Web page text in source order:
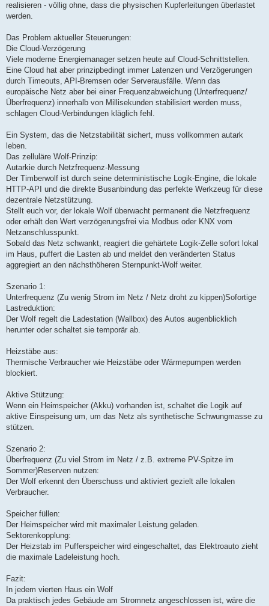
realisieren - völlig ohne, dass die physischen Kupferleitungen überlastet
werden.
Das Problem aktueller Steuerungen:
Die Cloud-Verzögerung
Viele moderne Energiemanager setzen heute auf Cloud-Schnittstellen.
Eine Cloud hat aber prinzipbedingt immer Latenzen und Verzögerungen
durch Timeouts, API-Bremsen oder Serverausfälle. Wenn das
europäische Netz aber bei einer Frequenzabweichung (Unterfrequenz/
Überfrequenz) innerhalb von Millisekunden stabilisiert werden muss,
schlagen Cloud-Verbindungen kläglich fehl.
Ein System, das die Netzstabilität sichert, muss vollkommen autark
leben.
Das zelluläre Wolf-Prinzip:
Autarkie durch Netzfrequenz-Messung
Der Timberwolf ist durch seine deterministische Logik-Engine, die lokale
HTTP-API und die direkte Busanbindung das perfekte Werkzeug für diese
dezentrale Netzstützung.
Stellt euch vor, der lokale Wolf überwacht permanent die Netzfrequenz
oder erhält den Wert verzögerungsfrei via Modbus oder KNX vom
Netzanschlusspunkt.
Sobald das Netz schwankt, reagiert die gehärtete Logik-Zelle sofort lokal
im Haus, puffert die Lasten ab und meldet den veränderten Status
aggregiert an den nächsthöheren Sternpunkt-Wolf weiter.
Szenario 1:
Unterfrequenz (Zu wenig Strom im Netz / Netz droht zu kippen)Sofortige
Lastreduktion:
Der Wolf regelt die Ladestation (Wallbox) des Autos augenblicklich
herunter oder schaltet sie temporär ab.
Heizstäbe aus:
Thermische Verbraucher wie Heizstäbe oder Wärmepumpen werden
blockiert.
Aktive Stützung:
Wenn ein Heimspeicher (Akku) vorhanden ist, schaltet die Logik auf
aktive Einspeisung um, um das Netz als synthetische Schwungmasse zu
stützen.
Szenario 2:
Überfrequenz (Zu viel Strom im Netz / z.B. extreme PV-Spitze im
Sommer)Reserven nutzen:
Der Wolf erkennt den Überschuss und aktiviert gezielt alle lokalen
Verbraucher.
Speicher füllen:
Der Heimspeicher wird mit maximaler Leistung geladen.
Sektorenkopplung:
Der Heizstab im Pufferspeicher wird eingeschaltet, das Elektroauto zieht
die maximale Ladeleistung hoch.
Fazit:
In jedem vierten Haus ein Wolf
Da praktisch jedes Gebäude am Stromnetz angeschlossen ist, wäre die